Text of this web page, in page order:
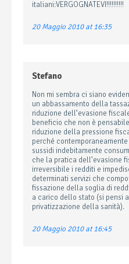
italiani:VERGOGNATEVI!!!!!!!!!!
20 Maggio 2010 at 16:35
Stefano
Non mi sembra ci siano
un abbassamento della
riduzione dell’evasione
beneficio che non è
riduzione della pressione
perché
sussidi indebitamente
che la pratica dell’evasione
irreversibile i redditi e
determinati servizi che
fissazione della soglia di
a carico dello stato (si pensi
privatizzazione della sanità).
20 Maggio 2010 at 16:45